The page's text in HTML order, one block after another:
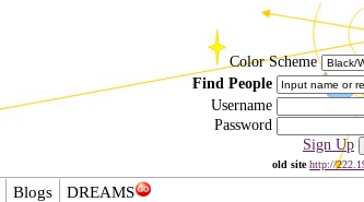
Color Scheme
Find People
Username
Password
Sign Up
old site http://
Blogs
DREAMS